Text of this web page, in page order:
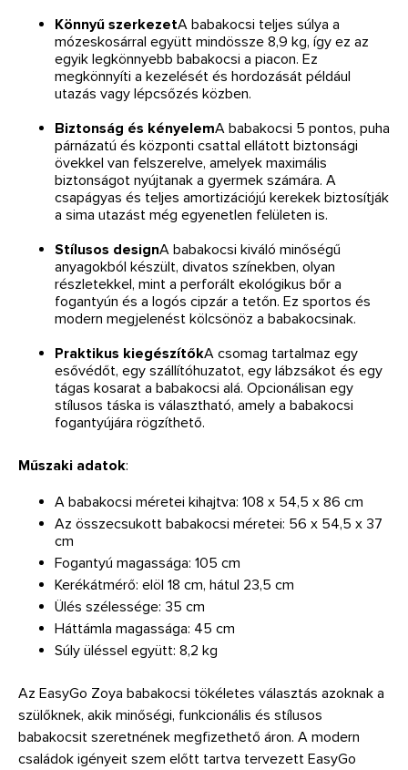
Könnyű szerkezetA babakocsi teljes súlya a
mózeskosárral együtt mindössze 8,9 kg, így ez az
egyik legkönnyebb babakocsi a piacon. Ez
megkönnyíti a kezelését és hordozását például
utazás vagy lépcsőzés közben.
Biztonság és kényelemA babakocsi 5 pontos, puha
párnázatú és központi csattal ellátott biztonsági
övekkel van felszerelve, amelyek maximális
biztonságot nyújtanak a gyermek számára. A
csapágyas és teljes amortizációjú kerekek biztosítják
a sima utazást még egyenetlen felületen is.
Stílusos designA babakocsi kiváló minőségű
anyagokból készült, divatos színekben, olyan
részletekkel, mint a perforált ekológikus bőr a
fogantyún és a logós cipzár a tetőn. Ez sportos és
modern megjelenést kölcsönöz a babakocsinak.
Praktikus kiegészítőkA csomag tartalmaz egy
esővédőt, egy szállítóhuzatot, egy lábzsákot és egy
tágas kosarat a babakocsi alá. Opcionálisan egy
stílusos táska is választható, amely a babakocsi
fogantyújára rögzíthető.
Műszaki adatok:
A babakocsi méretei kihajtva: 108 x 54,5 x 86 cm
Az összecsukott babakocsi méretei: 56 x 54,5 x 37
cm
Fogantyú magassága: 105 cm
Kerékátmérő: elöl 18 cm, hátul 23,5 cm
Ülés szélessége: 35 cm
Háttámla magassága: 45 cm
Súly üléssel együtt: 8,2 kg
Az EasyGo Zoya babakocsi tökéletes választás azoknak a
szülőknek, akik minőségi, funkcionális és stílusos
babakocsit szeretnének megfizethető áron. A modern
családok igényeit szem előtt tartva tervezett EasyGo